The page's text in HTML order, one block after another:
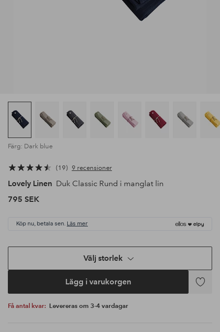
Färg: Dark blue
19 9 recensioner
Lovely Linen Duk Classic Rund i manglat lin
795 SEK
Köp nu, betala sen. Läs mer
Välj storlek
Lägg i varukorgen
Lägg
Få antal kvar: Levereras om 3-4 vardagar